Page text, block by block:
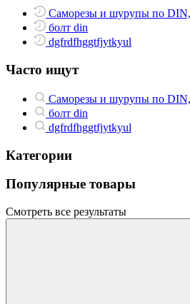
Саморезы и шурупы по
болт din
dgfrdfhggtfjytkyul
Часто ищут
Саморезы и шурупы по
болт din
dgfrdfhggtfjytkyul
Категории
Популярные товары
Смотреть все результаты